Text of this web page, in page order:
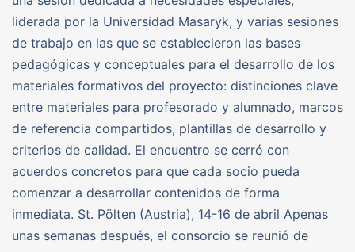
liderada por la Universidad Masaryk, y varias sesiones
de trabajo en las que se establecieron las bases
pedagógicas y conceptuales para el desarrollo de los
materiales formativos del proyecto: distinciones clave
entre materiales para profesorado y alumnado, marcos
de referencia compartidos, plantillas de desarrollo y
criterios de calidad. El encuentro se cerró con
acuerdos concretos para que cada socio pueda
comenzar a desarrollar contenidos de forma
inmediata. St. Pölten (Austria), 14-16 de abril Apenas
unas semanas después, el consorcio se reunió de